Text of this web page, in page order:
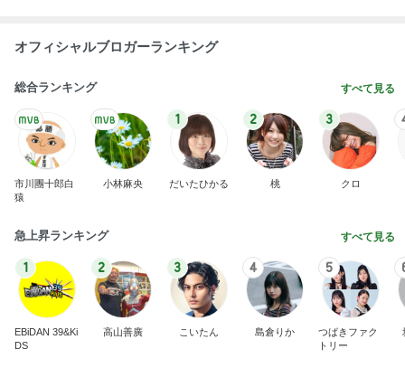
オフィシャルブロガーランキング
総合ランキング すべて見る
市川團十郎白
猿
小林麻央
1
だいたひかる
2
桃
3
クロ
急上昇ランキング すべて見る
1
EBiDAN 39&Ki
DS
2
高山善廣
3
こいたん
4
島倉りか
5
つばきファク
トリー